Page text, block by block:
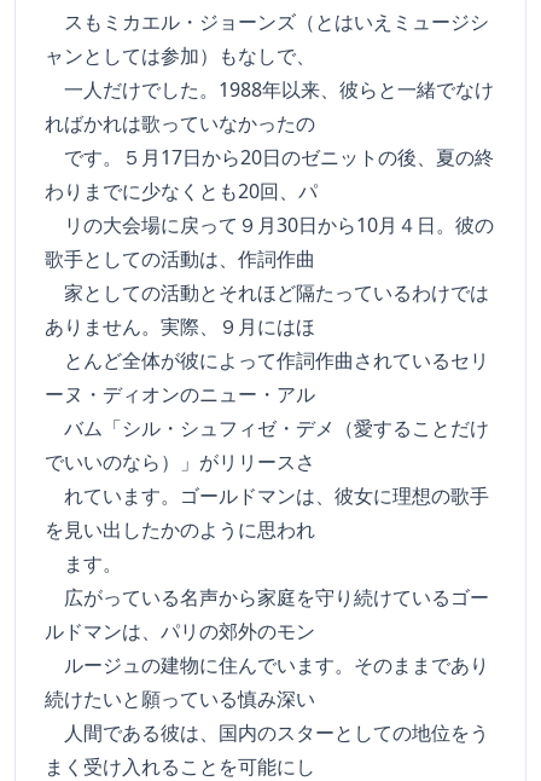
スもミカエル・ジョーンズ（とはいえミュージシ
ャンとしては参加）もなしで、
一人だけでした。1988年以来、彼らと一緒でなけ
ればかれは歌っていなかったの
です。５月17日から20日のゼニットの後、夏の終
わりまでに少なくとも20回、パ
リの大会場に戻って９月30日から10月４日。彼の
歌手としての活動は、作詞作曲
家としての活動とそれほど隔たっているわけでは
ありません。実際、９月にはほ
とんど全体が彼によって作詞作曲されているセリ
ーヌ・ディオンのニュー・アル
バム「シル・シュフィゼ・デメ（愛することだけ
でいいのなら）」がリリースさ
れています。ゴールドマンは、彼女に理想の歌手
を見い出したかのように思われ
ます。
広がっている名声から家庭を守り続けているゴー
ルドマンは、パリの郊外のモン
ルージュの建物に住んでいます。そのままであり
続けたいと願っている慎み深い
人間である彼は、国内のスターとしての地位をう
まく受け入れることを可能にし